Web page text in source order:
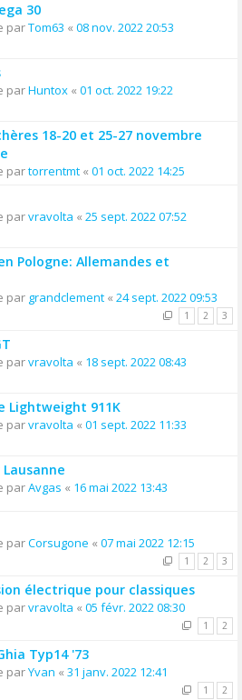
30
parTom63 « 08 nov. 2022 20:53
parHuntox « 01 oct. 2022 19:22
18-20 et 25-27 novembre
partorrentmt « 01 oct. 2022 14:25
parvravolta « 25 sept. 2022 07:52
Pologne: Allemandes et
par grandclement « 24 sept. 2022 09:53
1 2 3
parvravolta « 18 sept. 2022 08:43
Lightweight 911K
parvravolta « 01 sept. 2022 11:33
parAvgas « 16 mai 2022 13:43
parCorsugone « 07 mai 2022 12:15
1 2 3
électrique pour classiques
parvravolta « 05 févr. 2022 08:30
1 2
Typ14 '73
parYvan « 31 janv. 2022 12:41
1 2